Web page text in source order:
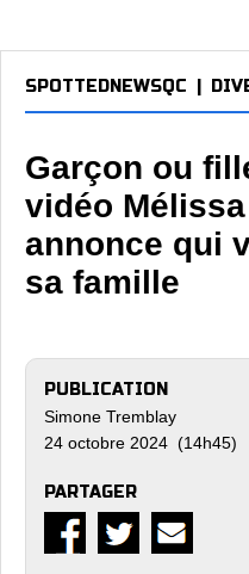
SPOTTEDNEWSQC
Garçon ou
vidéo
annonce qui
sa famille
PUBLICATION
Simone Tremblay
24 octobre 2024 (14h45)
PARTAGER